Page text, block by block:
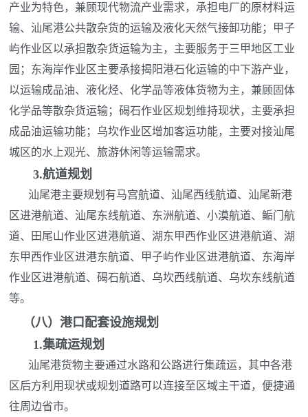
产业为特色，兼顾现代物流产业需求，承担电厂的原材料运
输、汕尾港公共散杂货的运输及液化天然气接卸功能；甲子
屿作业区以承担散杂货运输为主，主要服务于三甲地区工业
园；东海岸作业区主要承接揭阳港石化运输的中下游产业，
以运输成品油、液化烃、化学品等液体货物为主，兼顾固体
化学品等散杂货运输；碣石作业区规划维持现状，主要承担
成品油运输功能；乌坎作业区增加客运功能，主要对接汕尾
城区的水上观光、旅游休闲等运输需求。
3.航道规划
汕尾港主要规划有马宫航道、汕尾西线航道、汕尾新港
区进港航道、汕尾东线航道、东洲航道、小漠航道、鲘门航
道、田尾山作业区进港航道、湖东甲西作业区进港航道、湖
东甲西作业区进港东航道、甲子屿作业区进港航道、东海岸
作业区进港航道、碣石航道、乌坎西线航道、乌坎东线航道
等。
（八）港口配套设施规划
1.集疏运规划
汕尾港货物主要通过水路和公路进行集疏运，其中各港
区后方利用现状或规划道路可以连接至区域主干道，便捷通
往周边省市。